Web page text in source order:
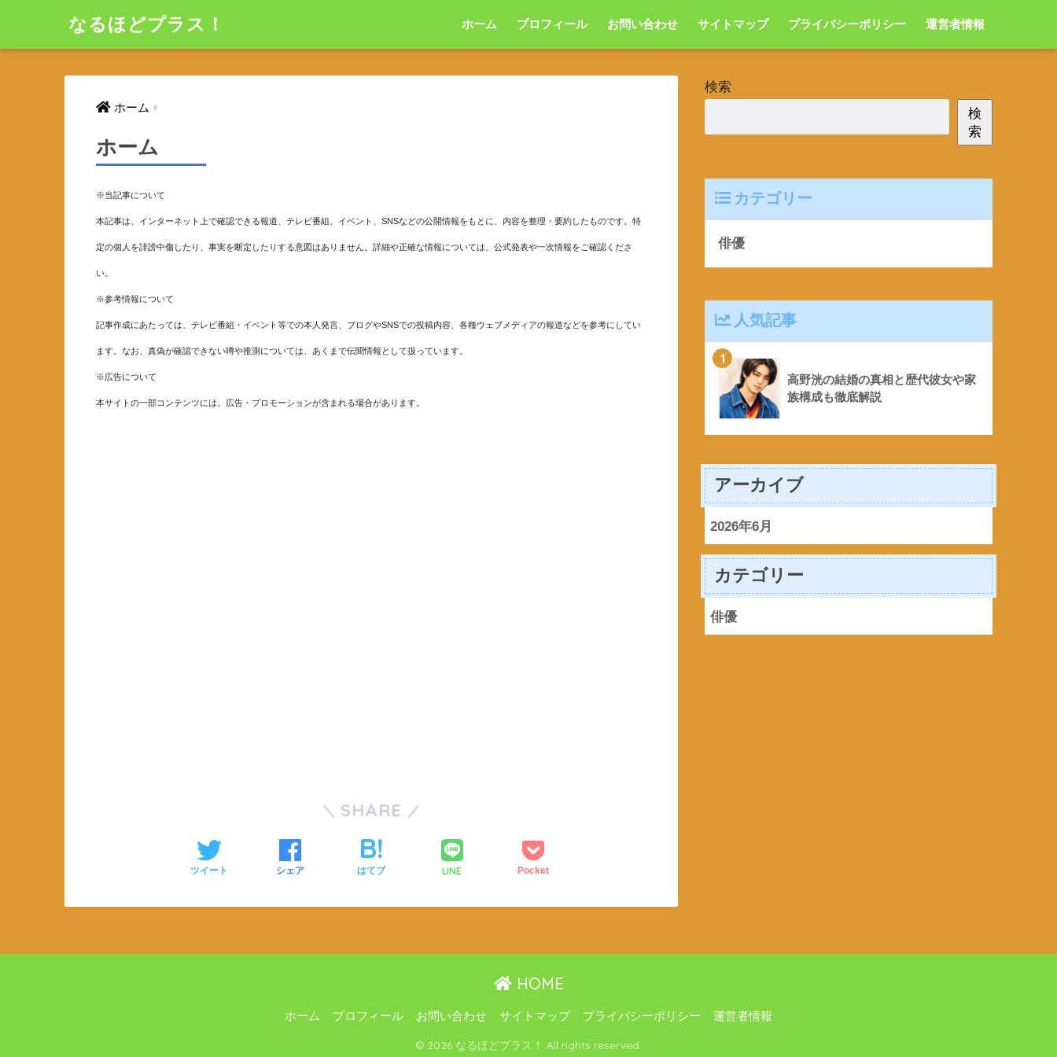
なるほどプラス！ ホーム プロフィール お問い合わせ サイトマップ プライバシーポリシー 運営者情報
ホーム
ホーム
※当記事について
本記事は、インターネット上で確認できる報道、テレビ番組、イベント、SNSなどの公開情報をもとに、内容を整理・要約したものです。特
定の個人を誹謗中傷したり、事実を断定したりする意図はありません。詳細や正確な情報については、公式発表や一次情報をご確認くださ
い。
※参考情報について
記事作成にあたっては、テレビ番組・イベント等での本人発言、ブログやSNSでの投稿内容、各種ウェブメディアの報道などを参考にしてい
ます。なお、真偽が確認できない噂や推測については、あくまで伝聞情報として扱っています。
※広告について
本サイトの一部コンテンツには、広告・プロモーションが含まれる場合があります。
SHARE
ツイート シェア はてブ LINE Pocket
検索
検
索
カテゴリー
俳優
人気記事
1
高野洸の結婚の真相と歴代彼女や家
族構成も徹底解説
アーカイブ
2026年6月
カテゴリー
俳優
HOME
ホーム プロフィール お問い合わせ サイトマップ プライバシーポリシー 運営者情報
© 2026 なるほどプラス！ All rights reserved.